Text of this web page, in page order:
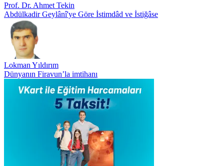
Prof. Dr. Ahmet Tekin
Abdülkadir Geylânî'ye Göre İstimdâd ve İstiğâse
Lokman Yıldırım
Dünyanın Firavun’la imtihanı